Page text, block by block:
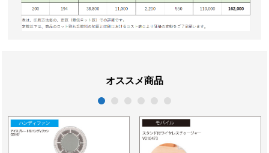
オススメ商品
1 2 3 4 5 6